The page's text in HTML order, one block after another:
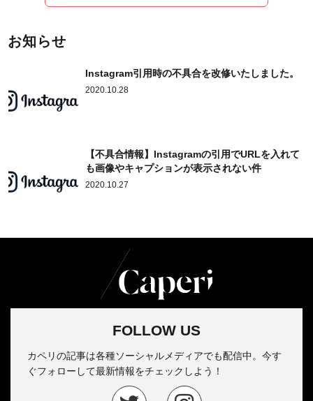
お知らせ
Instagram引用時の不具合を改修いたしました。
2020.10.28
【不具合情報】Instagramの引用でURLを入れて
も画像やキャプションが表示されない件
2020.10.27
FOLLOW US
カペリの記事は各種ソーシャルメディアでも配信中。今す
ぐフォローして最新情報をチェックしよう！